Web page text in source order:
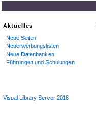
Aktuelles
Neue Seiten
Neuerwerbungslisten
Neue Datenbanken
Führungen und Schulungen
Visual Library Server 2018